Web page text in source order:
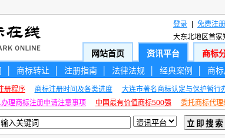
登录 免费注册
大东北地区首家
网站首页 资讯平台 商标
商标转让 注册指南 法律法规 经典案例 商
册程序 商标注册时间及各类进度 大连市著名商标认定与保护暂行
办理商标注册申请注意事项 中国最有价值商标500强 委托商标代理